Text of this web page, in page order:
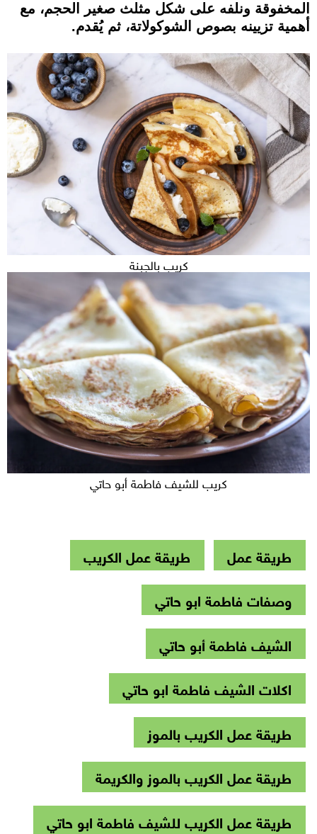
المخفوقة ونلفه على شكل مثلث صغير الحجم، مع
أهمية تزيينه بصوص الشوكولاتة، ثم يُقدم.
كريب بالجبنة
كريب للشيف فاطمة أبو حاتي
طريقة عمل
طريقة عمل الكريب
وصفات فاطمة ابو حاتي
الشيف فاطمة أبو حاتي
اكلات الشيف فاطمة ابو حاتي
طريقة عمل الكريب بالموز
طريقة عمل الكريب بالموز والكريمة
طريقة عمل الكريب للشيف فاطمة ابو حاتي